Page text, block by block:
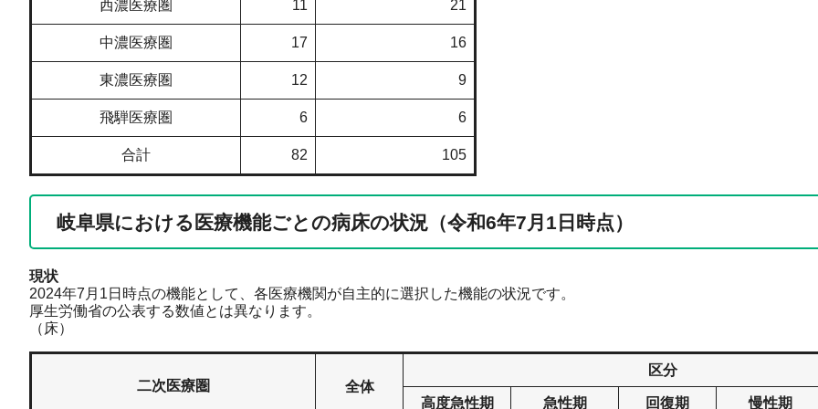
西濃医療圏 11 21
中濃医療圏 17 16
東濃医療圏 12 9
飛騨医療圏 6 6
合計 82 105
岐阜県における医療機能ごとの病床の状況（令和6年7月1日時点）
現状
2024年7月1日時点の機能として、各医療機関が自主的に選択した機能の状況です。
厚生労働省の公表する数値とは異なります。
（床）
二次医療圏 全体
区分
高度急性期 急性期 回復期 慢性期